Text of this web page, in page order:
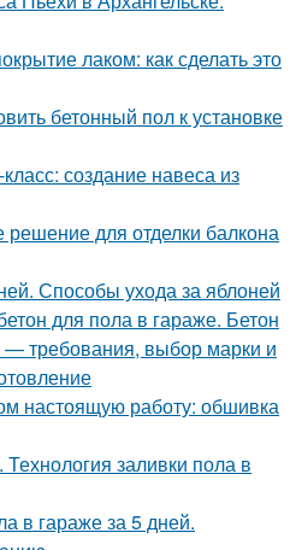
лаком: как сделать это
бетонный пол к установке
создание навеса из
для отделки балкона
Способы ухода за яблоней
для пола в гараже. Бетон
— требования, выбор марки и
настоящую работу: обшивка
заливки пола в
в гараже за 5 дней.